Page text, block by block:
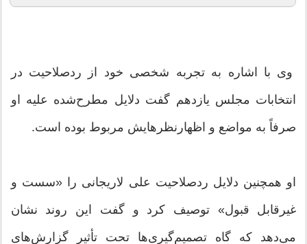
وی با اشاره به تجربه شخصی خود از ردصلاحیت در
انتخابات مجلس یازدهم گفت دلایل مطرح‌شده علیه او
صرفاً به مواضع و اظهارنظرهایش مربوط بوده است.
او همچنین دلایل ردصلاحیت علی لاریجانی را «سست و
غیرقابل قبول» توصیف کرد و گفت این روند نشان
می‌دهد که گاه تصمیم‌گیری‌ها تحت تأثیر گزارش‌های